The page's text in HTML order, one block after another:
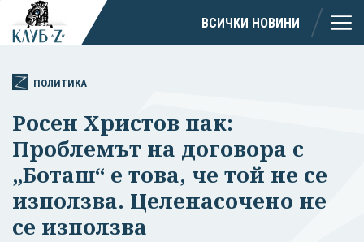
ВСИЧКИ НОВИНИ
ПОЛИТИКА
Росен Христов пак:
Проблемът на договора с
„Боташ“ е това, че той не се
използва. Целенасочено не
се използва